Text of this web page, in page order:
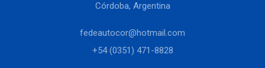
Córdoba, Argentina
fedeautocor@hotmail.com
+54 (0351) 471-8828